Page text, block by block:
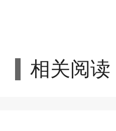
相关阅读